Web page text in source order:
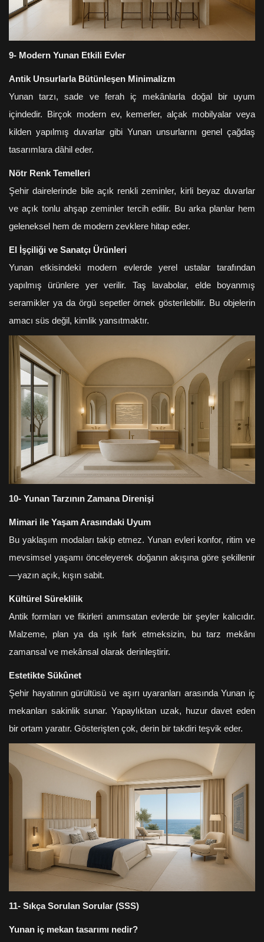
9- Modern Yunan Etkili Evler
Antik Unsurlarla Bütünleşen Minimalizm
Yunan tarzı, sade ve ferah iç mekânlarla doğal bir uyum
içindedir. Birçok modern ev, kemerler, alçak mobilyalar veya
kilden yapılmış duvarlar gibi Yunan unsurlarını genel çağdaş
tasarımlara dâhil eder.
Nötr Renk Temelleri
Şehir dairelerinde bile açık renkli zeminler, kirli beyaz duvarlar
ve açık tonlu ahşap zeminler tercih edilir. Bu arka planlar hem
geleneksel hem de modern zevklere hitap eder.
El İşçiliği ve Sanatçı Ürünleri
Yunan etkisindeki modern evlerde yerel ustalar tarafından
yapılmış ürünlere yer verilir. Taş lavabolar, elde boyanmış
seramikler ya da örgü sepetler örnek gösterilebilir. Bu objelerin
amacı süs değil, kimlik yansıtmaktır.
10- Yunan Tarzının Zamana Direnişi
Mimari ile Yaşam Arasındaki Uyum
Bu yaklaşım modaları takip etmez. Yunan evleri konfor, ritim ve
mevsimsel yaşamı önceleyerek doğanın akışına göre şekillenir
—yazın açık, kışın sabit.
Kültürel Süreklilik
Antik formları ve fikirleri anımsatan evlerde bir şeyler kalıcıdır.
Malzeme, plan ya da ışık fark etmeksizin, bu tarz mekânı
zamansal ve mekânsal olarak derinleştirir.
Estetikte Sükûnet
Şehir hayatının gürültüsü ve aşırı uyaranları arasında Yunan iç
mekanları sakinlik sunar. Yapaylıktan uzak, huzur davet eden
bir ortam yaratır. Gösterişten çok, derin bir takdiri teşvik eder.
11- Sıkça Sorulan Sorular (SSS)
Yunan iç mekan tasarımı nedir?